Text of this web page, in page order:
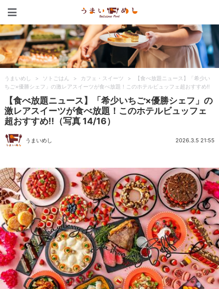
うまいめし > ソトごはん > カフェ・スイーツ >
【食べ放題ニュース】「希少い
ちご×優勝シェフ」の激レアスイーツが食べ放題！このホテルビュッフェ超おすすめ!!
【食べ放題ニュース】「希少いちご×優勝シェフ」の
激レアスイーツが食べ放題！このホテルビュッフェ
超おすすめ!!（写真 14/16）
うまいめし 2026.3.5 21:55